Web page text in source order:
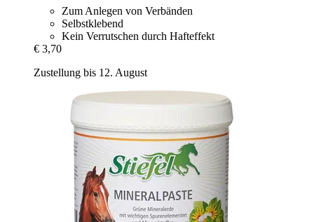
Zum Anlegen von Verbänden
Selbstklebend
Kein Verrutschen durch Hafteffekt
€ 3,70
Zustellung bis 12. August